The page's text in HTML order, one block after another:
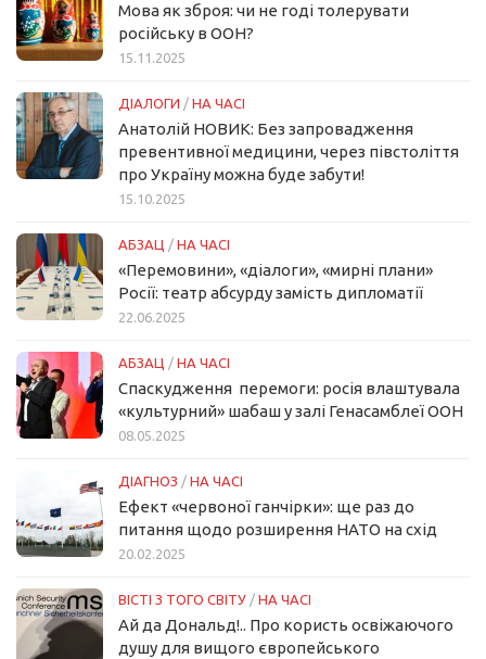
Мова як зброя: чи не годі толерувати
російську в ООН?
15.11.2025
ДІАЛОГИ / НА ЧАСІ
Анатолій НОВИК: Без запровадження
превентивної медицини, через півстоліття
про Україну можна буде забути!
15.10.2025
АБЗАЦ / НА ЧАСІ
«Перемовини», «діалоги», «мирні плани»
Росії: театр абсурду замість дипломатії
22.06.2025
АБЗАЦ / НА ЧАСІ
Спаскудження перемоги: росія влаштувала
«культурний» шабаш у залі Генасамблеї ООН
08.05.2025
ДІАГНОЗ / НА ЧАСІ
Ефект «червоної ганчірки»: ще раз до
питання щодо розширення НАТО на схід
20.02.2025
ВІСТІ З ТОГО СВІТУ / НА ЧАСІ
Ай да Дональд!.. Про користь освіжаючого
душу для вищого європейського